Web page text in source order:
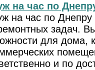
на час по
на час по
задач.
для дома,
и по